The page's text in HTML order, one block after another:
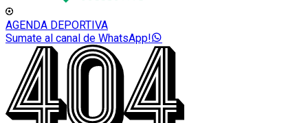
AGENDA DEPORTIVA
Sumate al canal de WhatsApp!